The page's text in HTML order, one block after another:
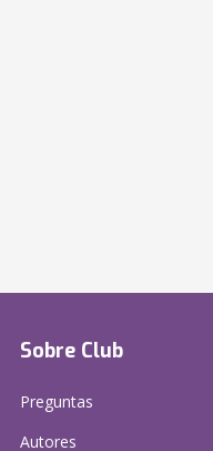
Sobre Club
Preguntas
Autores